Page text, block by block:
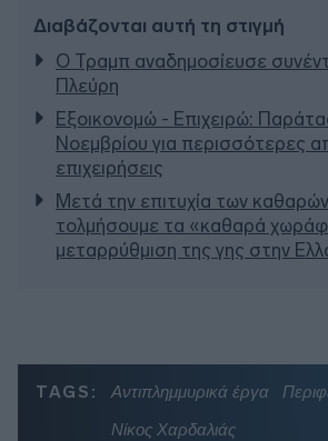
Διαβάζονται αυτή τη στιγμή
Ο Τραμπ αναδημοσίευσε
Πλεύρη
Εξοικονομώ - Επιχειρώ:
Νοεμβρίου για περισσότερες
επιχειρήσεις
Μετά την επιτυχία των
τολμήσουμε τα «καθαρά
μεταρρύθμιση της γης στην
TAGS: Αντιπλημμυρικά έργα
Νίκος Χαρδαλιάς